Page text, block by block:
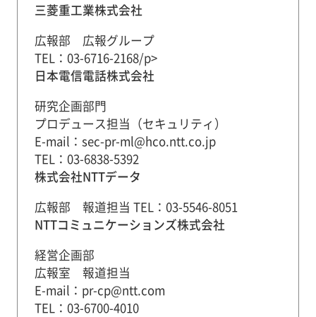
三菱重工業株式会社
広報部 広報グループ
TEL：03-6716-2168/p>
日本電信電話株式会社
研究企画部門
プロデュース担当（セキュリティ）
E-mail：sec-pr-ml@hco.ntt.co.jp
TEL：03-6838-5392
株式会社NTTデータ
広報部 報道担当 TEL：03-5546-8051
NTTコミュニケーションズ株式会社
経営企画部
広報室 報道担当
E-mail：pr-cp@ntt.com
TEL：03-6700-4010